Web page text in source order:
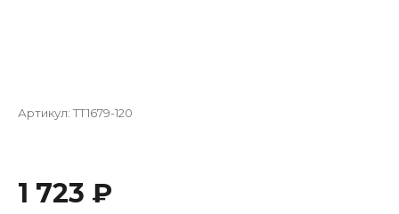
Артикул: TT1679-120
1 723 ₽